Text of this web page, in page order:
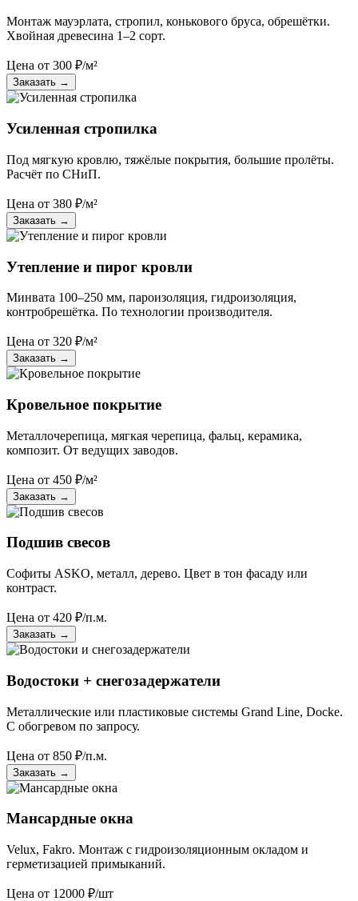
Монтаж мауэрлата, стропил, конькового бруса, обрешётки.
Хвойная древесина 1–2 сорт.
Цена от 300 ₽/м²
Заказать →
Усиленная стропилка
Под мягкую кровлю, тяжёлые покрытия, большие пролёты.
Расчёт по СНиП.
Цена от 380 ₽/м²
Заказать →
Утепление и пирог кровли
Минвата 100–250 мм, пароизоляция, гидроизоляция,
контробрешётка. По технологии производителя.
Цена от 320 ₽/м²
Заказать →
Кровельное покрытие
Металлочерепица, мягкая черепица, фальц, керамика,
композит. От ведущих заводов.
Цена от 450 ₽/м²
Заказать →
Подшив свесов
Софиты ASKO, металл, дерево. Цвет в тон фасаду или
контраст.
Цена от 420 ₽/п.м.
Заказать →
Водостоки + снегозадержатели
Металлические или пластиковые системы Grand Line, Docke.
С обогревом по запросу.
Цена от 850 ₽/п.м.
Заказать →
Мансардные окна
Velux, Fakro. Монтаж с гидроизоляционным окладом и
герметизацией примыканий.
Цена от 12000 ₽/шт